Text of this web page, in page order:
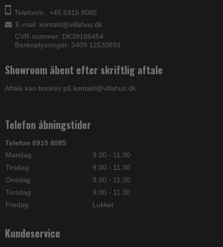
Telefonnr.: +45 6915 8085
E-mail: kontakt@villahus.dk
CVR-nummer: DK39186454
Bankoplysninger: 3409 12533691
Showroom åbent efter skriftlig aftale
Aftale kan bookes på kontakt@villahus.dk
Telefon åbningstider
Telefon 6915 8085
Mandag
9.00 - 11.30
Tirsdag
9.00 - 11.30
Onsdag
9.00 - 11.30
Torsdag
9.00 - 11.30
Fredag
Lukket
Kundeservice